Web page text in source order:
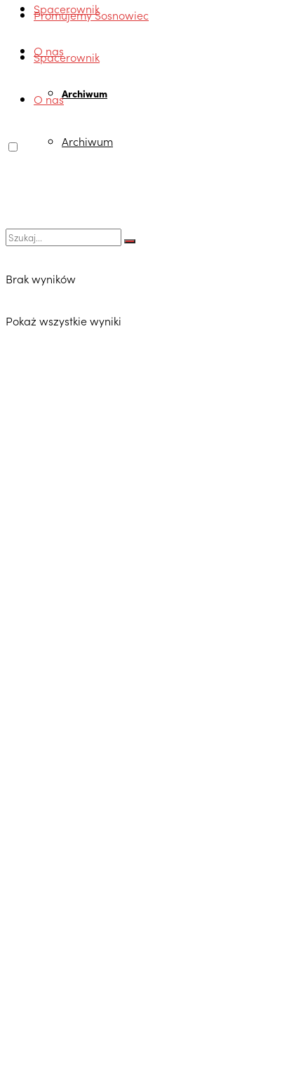
Spacerownik
O nas
Archiwum
Promujemy Sosnowiec
Spacerownik
O nas
Archiwum
Brak wyników
Pokaż wszystkie wyniki